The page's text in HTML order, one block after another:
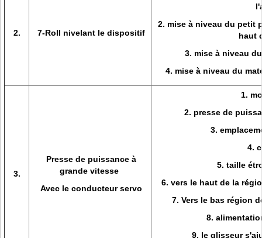
2. 7-Roll nivelant le dispositif
2. mise à niveau du petit
haut
3. mise à niveau
4. mise à niveau du
3.
Presse de puissance à
grande vitesse
Avec le conducteur servo
1.
2. presse de
3.
4.
5. taille
6. vers le haut de la
7. Vers le bas région
8.
9. le glisseur